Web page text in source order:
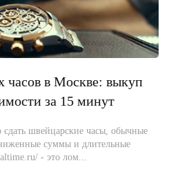
часов в Москве: выкуп
за 15 минут
швейцарские часы, обычные
суммы и длительные
- это лом...